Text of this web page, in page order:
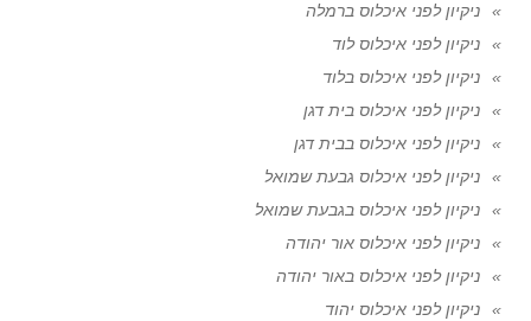
ניקיון לפני איכלוס ברמלה
ניקיון לפני איכלוס לוד
ניקיון לפני איכלוס בלוד
ניקיון לפני איכלוס בית דגן
ניקיון לפני איכלוס בבית דגן
ניקיון לפני איכלוס גבעת שמואל
ניקיון לפני איכלוס בגבעת שמואל
ניקיון לפני איכלוס אור יהודה
ניקיון לפני איכלוס באור יהודה
ניקיון לפני איכלוס יהוד